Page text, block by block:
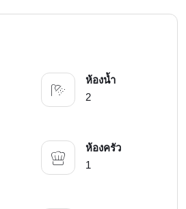
ห้องน้ำ
2
ห้องครัว
1